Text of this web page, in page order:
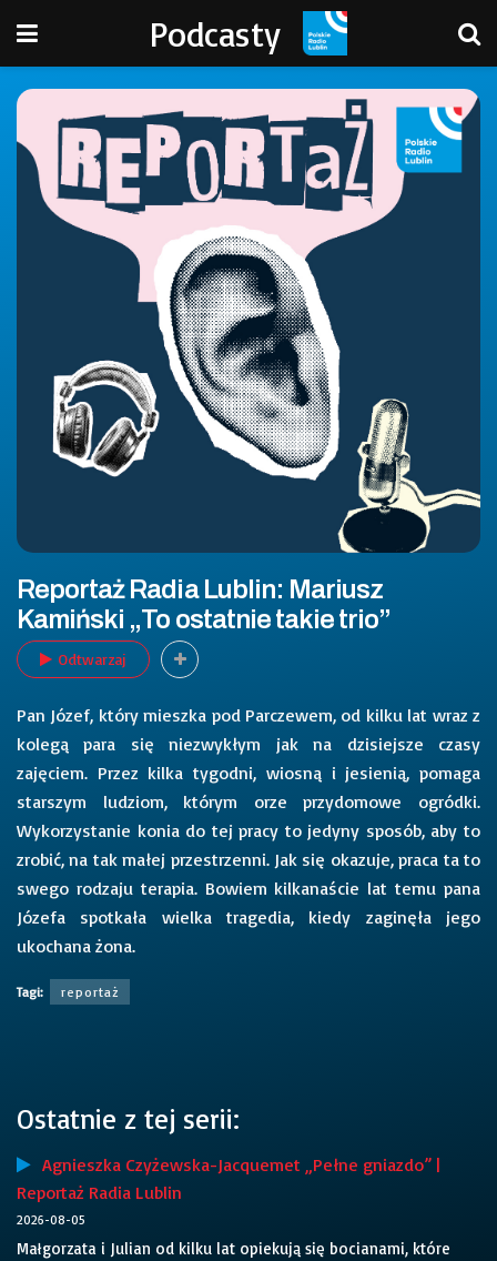
Podcasty
Reportaż Radia Lublin: Mariusz
Kamiński „To ostatnie takie trio”
Odtwarzaj
Pan Józef, który mieszka pod Parczewem, od kilku lat wraz z
kolegą para się niezwykłym jak na dzisiejsze czasy
zajęciem. Przez kilka tygodni, wiosną i jesienią, pomaga
starszym ludziom, którym orze przydomowe ogródki.
Wykorzystanie konia do tej pracy to jedyny sposób, aby to
zrobić, na tak małej przestrzenni. Jak się okazuje, praca ta to
swego rodzaju terapia. Bowiem kilkanaście lat temu pana
Józefa spotkała wielka tragedia, kiedy zaginęła jego
ukochana żona.
Tagi: reportaż
Ostatnie z tej serii:
Agnieszka Czyżewska-Jacquemet „Pełne gniazdo” |
Reportaż Radia Lublin
2026-08-05
Małgorzata i Julian od kilku lat opiekują się bocianami, które